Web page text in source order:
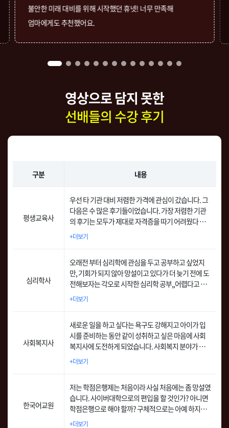
불안한 미래 대비를 위해 시작했던 휴넷! 너무 만족해
엄마에게도 추천했어요.
영상으로 담지 못한
선배들의 수강 후기
구분 내용
평생교육사
우선 타 기관 대비 저렴한 가격에 관심이 갔습니다. 그
다음은 수 많은 후기들이었습니다. 가장 저렴한 기관
의 후기는 모두가 제대로 자격증을 따기 어려웠다 또
는 점수를 제대로 못 받았다 던가 하는 식의 후기였는
데 이곳의 후기는 모두 휴넷을 칭찬만 하여 관심이 갔
+더보기
심리학사
오래전 부터 심리학에 관심을 두고 공부하고 싶었지
만, 기회가 되지 않아 망설이고 있다가 더 늦기 전에 도
전해보자는 각오로 시작한 심리학 공부,,어렵다고 생
각했지만 잘 만들어진 휴넷평생교육원 교안과 세심하
게 만들어진 교수진들의 영상을 보면서 교육 기간동안
+더보기
사회복지사
새로운 일을 하고 싶다는 욕구도 강해지고 아이가 입
시를 준비하는 동안 같이 성취하고 싶은 마음에 사회
복지사에 도전하게 되었습니다. 사회복지 분야가 향후
에도 수요가 증가하고 이에 따른 취업의 기회도 많을
것 같았고, 늦은 나이에 다시 시작하는 일은 금전적인
다.
+더보기
한국어교원
저는 학점은행제는 처음이라 사실 처음에는 좀 망설였
습니다. 사이버대학으로의 편입을 할 것인가? 아니면
학점은행으로 해야 할까? 구체적으로는 아예 하지말
까? 이러한 고민을 하다 말다를 반복하며 몇년을 보냈
+더보기